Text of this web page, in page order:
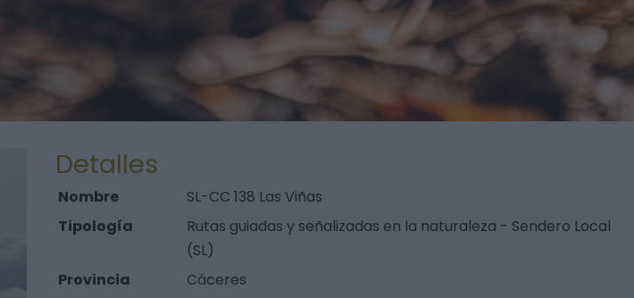
Detalles
Nombre
SL-CC 138 Las Viñas
Tipología
Rutas guiadas y señalizadas en la naturaleza - Sendero Local
(SL)
Provincia
Cáceres